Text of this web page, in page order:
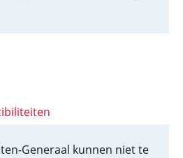
Generaal kunnen niet te